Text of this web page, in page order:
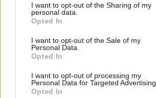
I want to opt-out of the Sharing of my
personal data.
Opted In
I want to opt-out of the Sale of my
Personal Data.
Opted In
I want to opt-out of processing my
Personal Data for Targeted Advertising.
Opted In